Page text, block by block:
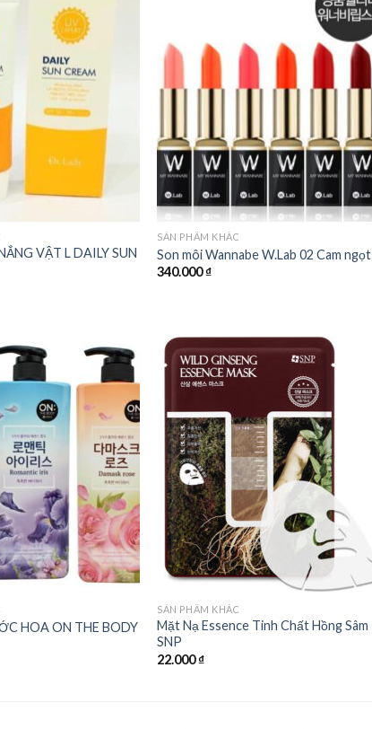
VẬT L DAILY SUN
Add to
wishlist
SẢN PHẨM KHÁC
Son môi Wannabe W.Lab 02 Cam ngọt
340.000₫
wishlist
HOA ON THE BODY
Add to
wishlist
SẢN PHẨM KHÁC
Mặt Nạ Essence Tinh Chất Hồng Sâm
SNP
22.000₫